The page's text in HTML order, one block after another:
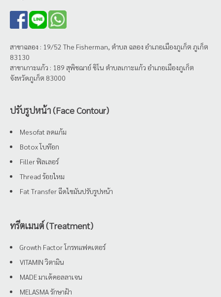
สาขาฉลอง : 19/52 The Fisherman, ตำบล ฉลอง อำเภอเมืองภูเก็ต ภูเก็ต
83130
สาขาเกาะแก้ว : 189 สุพิชฌาย์ ชิโน ตำบลเกาะแก้ว อำเภอเมืองภูเก็ต
จังหวัดภูเก็ต 83000
ปรับรูปหน้า (Face Contour)
Mesofat ลดแก้ม
Botox โบท๊อก
Filler ฟิลเลอร์
Thread ร้อยไหม
Fat Transfer ฉีดไขมันปรับรูปหน้า
ทรีตเมนต์ (Treatment)
Growth Factor โกรทแฟคเตอร์
VITAMIN วิตามิน
MADE มาเด้คอลลาเจน
MELASMA รักษาฝ้า